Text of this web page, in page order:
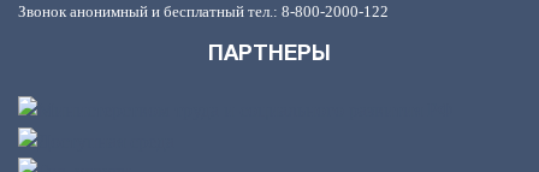
Звонок анонимный и бесплатный тел.: 8-800-2000-122
ПАРТНЕРЫ